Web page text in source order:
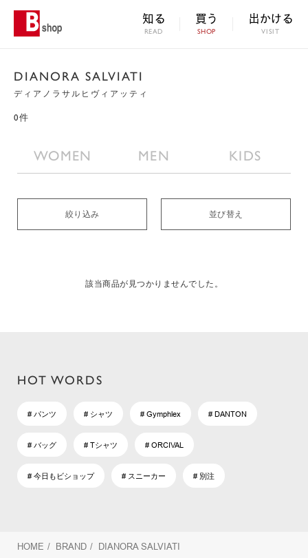
知る
READ
買う
SHOP
出かける
VISIT
DIANORA SALVIATI
ディアノラサルヒヴィアッティ
0件
WOMEN MEN KIDS
絞り込み 並び替え
該当商品が見つかりませんでした。
HOT WORDS
# パンツ # シャツ # Gymphlex # DANTON
# バッグ # Tシャツ # ORCIVAL
# 今日もビショップ # スニーカー # 別注
HOME / BRAND / DIANORA SALVIATI